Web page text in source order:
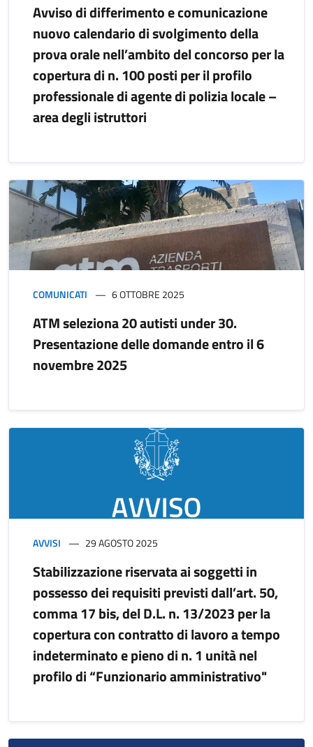
Avviso di differimento e comunicazione
nuovo calendario di svolgimento della
prova orale nell’ambito del concorso per la
copertura di n. 100 posti per il profilo
professionale di agente di polizia locale –
area degli istruttori
COMUNICATI 6 OTTOBRE 2025
ATM seleziona 20 autisti under 30.
Presentazione delle domande entro il 6
novembre 2025
AVVISI 29 AGOSTO 2025
Stabilizzazione riservata ai soggetti in
possesso dei requisiti previsti dall’art. 50,
comma 17 bis, del D.L. n. 13/2023 per la
copertura con contratto di lavoro a tempo
indeterminato e pieno di n. 1 unità nel
profilo di “Funzionario amministrativo"